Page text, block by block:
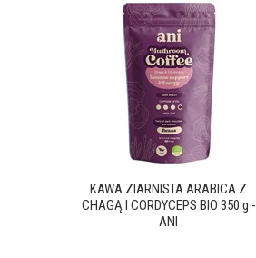
KAWA ZIARNISTA ARABICA Z
CHAGĄ I CORDYCEPS BIO 350 g -
ANI